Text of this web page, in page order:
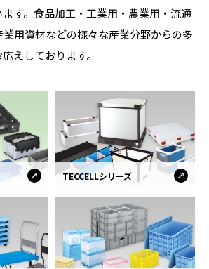
す。食品加工・工業用・農業用・流通
用資材などの様々な産業分野からの多
えしております。
TECCELLシリーズ